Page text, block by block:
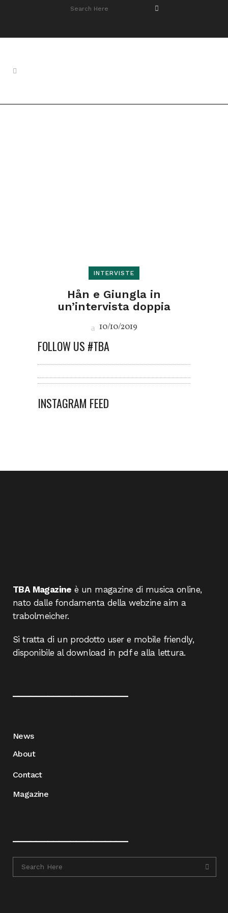
INTERVISTE
Hån e Giungla in
un’intervista doppia
10/10/2019
FOLLOW US #TBA
INSTAGRAM FEED
TBA Magazine è un magazine di musica online,
nato dalle fondamenta della webzine aim a
trabolmeicher.
Si tratta di un prodotto user e mobile friendly,
disponibile al download in pdf e alla lettura.
News
About
Contact
Magazine